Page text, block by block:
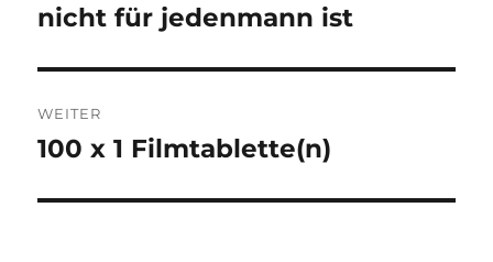
Beitrag:
nicht für jedenmann ist
WEITER
Nächster
100 x 1 Filmtablette(n)